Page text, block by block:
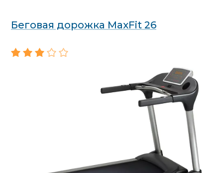
Беговая дорожка MaxFit 26